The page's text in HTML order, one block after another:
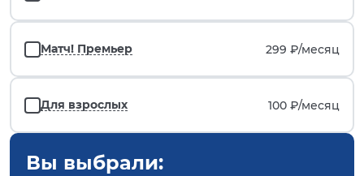
Матч! Премьер 299 ₽/месяц
Для взрослых 100 ₽/месяц
Вы выбрали: